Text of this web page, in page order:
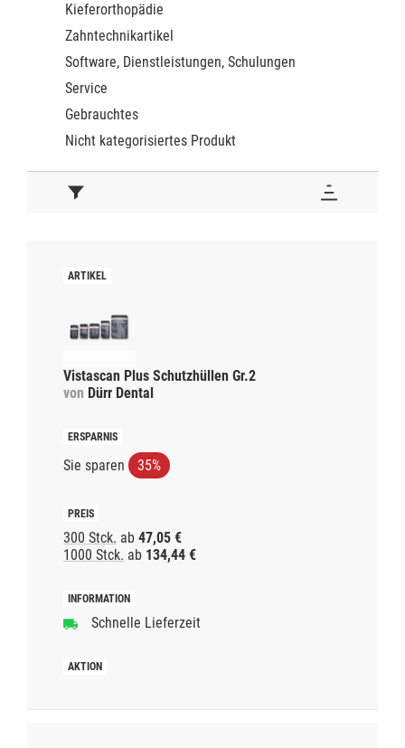
Kieferorthopädie
Zahntechnikartikel
Software, Dienstleistungen, Schulungen
Service
Gebrauchtes
Nicht kategorisiertes Produkt
Vistascan Plus Schutzhüllen Gr.2
von Dürr Dental
Sie sparen 35%
300 Stck. ab 47,05 €
1000 Stck. ab 134,44 €
Schnelle Lieferzeit